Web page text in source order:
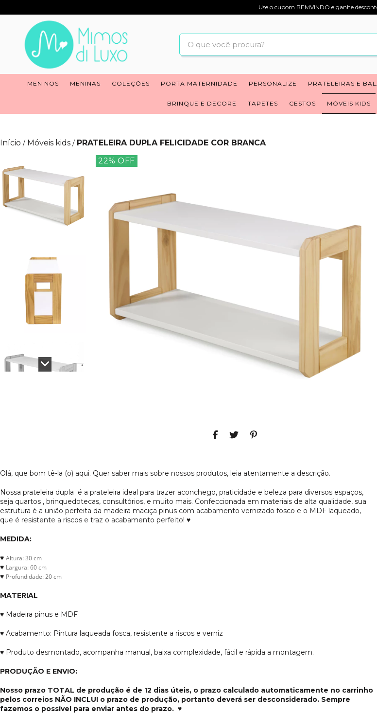
Use o cupom BEMVINDO e ganhe
MENINOS MENINAS COLEÇÕES PORTA MATERNIDADE PERSONALIZE PRATELEIRAS E
BRINQUE E DECORE TAPETES CESTOS MÓVEIS KIDS
Início / Móveis kids / PRATELEIRA DUPLA FELICIDADE COR BRANCA
22% OFF
Olá, que bom tê-la (o) aqui. Quer saber mais sobre nossos produtos, leia atentamente a descrição.
Nossa prateleira dupla é a prateleira ideal para trazer aconchego, praticidade e beleza para diversos espaços,
seja quartos , brinquedotecas, consultórios, e muito mais. Confeccionada em materiais de alta qualidade, sua
estrutura é a união perfeita da madeira maciça pinus com acabamento vernizado fosco e o MDF laqueado,
que é resistente a riscos e traz o acabamento perfeito! ♥
MEDIDA:
♥ Altura: 30 cm
♥ Largura: 60 cm
♥ Profundidade: 20 cm
MATERIAL
♥ Madeira pinus e MDF
♥ Acabamento: Pintura laqueada fosca, resistente a riscos e verniz
♥ Produto desmontado, acompanha manual, baixa complexidade, fácil e rápida a montagem.
PRODUÇÃO E ENVIO:
Nosso prazo TOTAL de produção é de 12 dias úteis, o prazo calculado automaticamente no carrinho
pelos correios NÃO INCLUI o prazo de produção, portanto deverá ser desconsiderado. Sempre
fazemos o possível para enviar antes do prazo. ♥